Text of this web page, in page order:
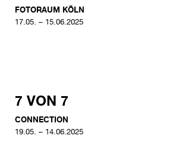
FOTORAUM KÖLN
17.05. – 15.06.2025
7 VON 7
CONNECTION
19.05. – 14.06.2025